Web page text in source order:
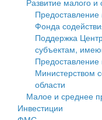
Культура
Образование
Здравоохранение
Социальная защита
Фотоальбом
Открытые данные
Работа с
Муниципальный
Муниципальные
Проекты
объектов
Имущественная
среднего
Информационная
среднего
Предоставление
Фонда
Поддержка
субъектам,
Предоставление
Министерством
области
Малое и среднее
Инвестиции